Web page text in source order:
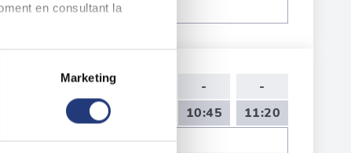
en consultant la
mètres près
(empreintes
Marketing
Voir toutes les dates de tests
10:10 - -
09:35 10:45
11:20
Voir toutes les dates de tests